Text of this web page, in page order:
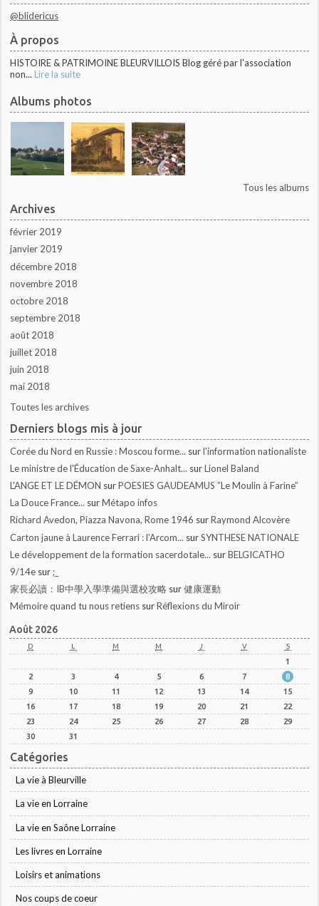
@blidericus
À propos
HISTOIRE & PATRIMOINE BLEURVILLOIS Blog géré par l'association
non... Lire la suite
Albums photos
Tous les albums
Archives
février 2019
janvier 2019
décembre 2018
novembre 2018
octobre 2018
septembre 2018
août 2018
juillet 2018
juin 2018
mai 2018
Toutes les archives
Derniers blogs mis à jour
Corée du Nord en Russie : Moscou forme... surl'information nationaliste
Le ministre de l'Éducation de Saxe-Anhalt... surLionel Baland
L'ANGE ET LE DÉMON surPOESIES GAUDEAMUS ”Le Moulin à Farine”
La Douce France... surMétapo infos
Richard Avedon, Piazza Navona, Rome 1946 surRaymond Alcovère
Carton jaune à Laurence Ferrari : l’Arcom... surSYNTHESE NATIONALE
Le développement de la formation sacerdotale... surBELGICATHO
9/14e sur;_
家長必讀：IB中學入學準備與選校攻略 sur健康運動
Mémoire quand tu nous retiens surRéflexions du Miroir
Août 2026
D L M M J V S
1
2
3 4 5 6 7
8
9
10 11 12 13 14
15
16
17 18 19 20 21
22
23
24 25 26 27 28
29
30
31
Catégories
La vie à Bleurville
La vie en Lorraine
La vie en Saône Lorraine
Les livres en Lorraine
Loisirs et animations
Nos coups de coeur